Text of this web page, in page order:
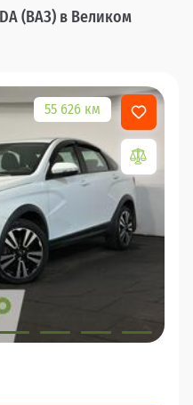
(ВАЗ) в Великом
55 626 км